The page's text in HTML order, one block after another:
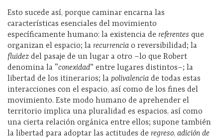
Esto sucede así, porque caminar encarna las
características esenciales del movimiento
específicamente humano: la existencia de referentes que
organizan el espacio; la recurrencia o reversibilidad; la
fluidez del pasaje de un lugar a otro –lo que Robert
denomina la “conexidad” entre lugares distintos–; la
libertad de los itinerarios; la polivalencia de todas estas
interacciones con el espacio, así como de los fines del
movimiento. Este modo humano de aprehender el
territorio implica una pluralidad es espacios, así como
una cierta relación orgánica entre ellos; supone también
la libertad para adoptar las actitudes de regreso, adición de